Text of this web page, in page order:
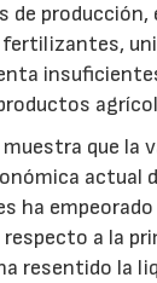
de producción,
fertilizantes,
que la
actual
ha
a la
resentido la